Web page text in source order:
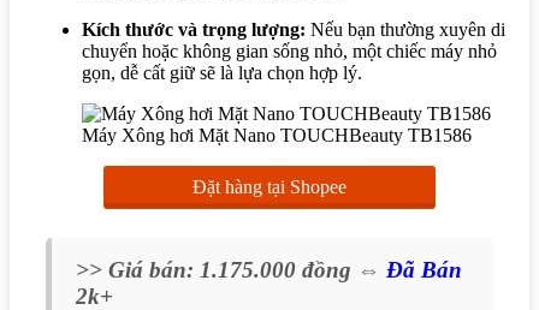
Kích thước và trọng lượng: Nếu bạn thường xuyên di
chuyển hoặc không gian sống nhỏ, một chiếc máy nhỏ
gọn, dễ cất giữ sẽ là lựa chọn hợp lý.
Máy Xông hơi Mặt Nano TOUCHBeauty TB1586
Đặt hàng tại Shopee
>> Giá bán: 1.175.000 đồng ⇔ Đã Bán
2k+